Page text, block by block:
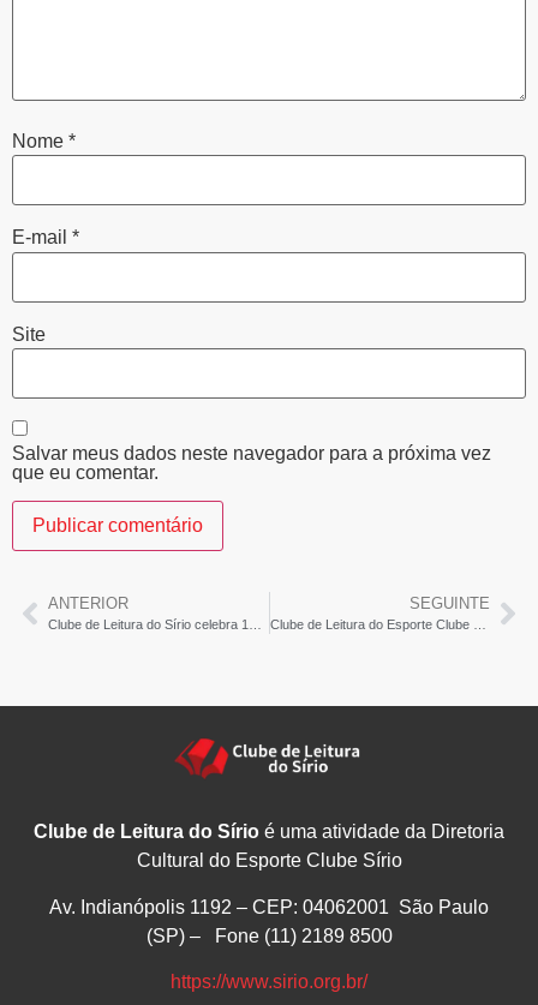
Nome *
E-mail *
Site
Salvar meus dados neste navegador para a próxima vez
que eu comentar.
ANTERIOR SEGUINTE
Clube de Leitura do Sírio é uma atividade da Diretoria
Cultural do Esporte Clube Sírio
Av. Indianópolis 1192 – CEP: 04062001 São Paulo
(SP) – Fone (11) 2189 8500
https://www.sirio.org.br/